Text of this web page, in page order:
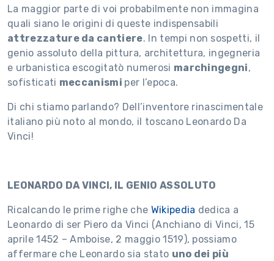
La maggior parte di voi probabilmente non immagina
quali siano le origini di queste indispensabili
attrezzature da cantiere. In tempi non sospetti, il
genio assoluto della pittura, architettura, ingegneria
e urbanistica escogitatò numerosi marchingegni,
sofisticati meccanismi per l’epoca.
Di chi stiamo parlando? Dell’inventore rinascimentale
italiano più noto al mondo, il toscano Leonardo Da
Vinci!
LEONARDO DA VINCI, IL GENIO ASSOLUTO
Ricalcando le prime righe che Wikipedia dedica a
Leonardo di ser Piero da Vinci (Anchiano di Vinci, 15
aprile 1452 – Amboise, 2 maggio 1519), possiamo
affermare che Leonardo sia stato uno dei più